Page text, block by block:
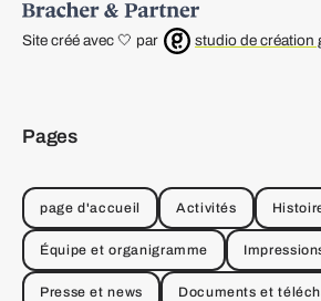
Site créé avec 🤍 par studio de création
Pages
page d'accueil Activités
Équipe et organigramme
Presse et news Documents et